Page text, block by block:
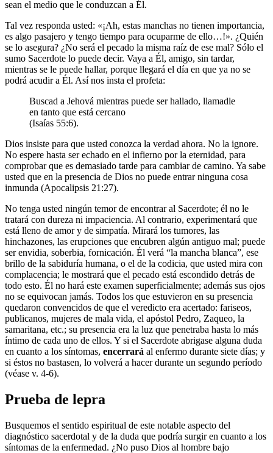
sean el medio que le conduzcan a Él.
Tal vez responda usted: «¡Ah, estas manchas no tienen importancia,
es algo pasajero y tengo tiempo para ocuparme de ello…!». ¿Quién
se lo asegura? ¿No será el pecado la misma raíz de ese mal? Sólo el
sumo Sacerdote lo puede decir. Vaya a Él, amigo, sin tardar,
mientras se le puede hallar, porque llegará el día en que ya no se
podrá acudir a Él. Así nos insta el profeta:
Buscad a Jehová mientras puede ser hallado, llamadle
en tanto que está cercano
(Isaías 55:6).
Dios insiste para que usted conozca la verdad ahora. No la ignore.
No espere hasta ser echado en el infierno por la eternidad, para
comprobar que es demasiado tarde para cambiar de camino. Ya sabe
usted que en la presencia de Dios no puede entrar ninguna cosa
inmunda (Apocalipsis 21:27).
No tenga usted ningún temor de encontrar al Sacerdote; él no le
tratará con dureza ni impaciencia. Al contrario, experimentará que
está lleno de amor y de simpatía. Mirará los tumores, las
hinchazones, las erupciones que encubren algún antiguo mal; puede
ser envidia, soberbia, fornicación. Él verá “la mancha blanca”, ese
brillo de la sabiduría humana, o el de la codicia, que usted mira con
complacencia; le mostrará que el pecado está escondido detrás de
todo esto. Él no hará este examen superficialmente; además sus ojos
no se equivocan jamás. Todos los que estuvieron en su presencia
quedaron convencidos de que el veredicto era acertado: fariseos,
publicanos, mujeres de mala vida, el apóstol Pedro, Zaqueo, la
samaritana, etc.; su presencia era la luz que penetraba hasta lo más
íntimo de cada uno de ellos. Y si el Sacerdote abrigase alguna duda
en cuanto a los síntomas, encerrará al enfermo durante siete días; y
si éstos no bastasen, lo volverá a hacer durante un segundo período
(véase v. 4-6).
Prueba de lepra
Busquemos el sentido espiritual de este notable aspecto del
diagnóstico sacerdotal y de la duda que podría surgir en cuanto a los
síntomas de la enfermedad. ¿No puso Dios al hombre bajo